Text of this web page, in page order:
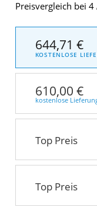
Preisvergleich bei
644,71 €
KOSTENLOSE
610,00 €
kostenlose
Top Preis
Top Preis